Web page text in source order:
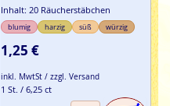
Inhalt: 20 Räucherstäbchen
blumig harzig süß würzig
1,25 €
inkl. MwtSt / zzgl. Versand
1 St. / 6,25 ct